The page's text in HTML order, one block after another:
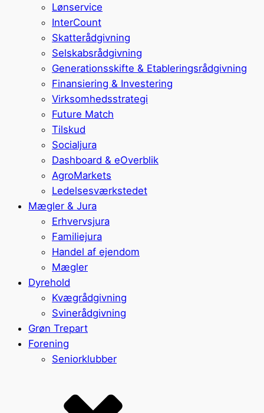
Lønservice
InterCount
Skatterådgivning
Selskabsrådgivning
Generationsskifte & Etableringsrådgivning
Finansiering & Investering
Virksomhedsstrategi
Future Match
Tilskud
Socialjura
Dashboard & eOverblik
AgroMarkets
Ledelsesværkstedet
Mægler & Jura
Erhvervsjura
Familiejura
Handel af ejendom
Mægler
Dyrehold
Kvægrådgivning
Svinerådgivning
Grøn Trepart
Forening
Seniorklubber